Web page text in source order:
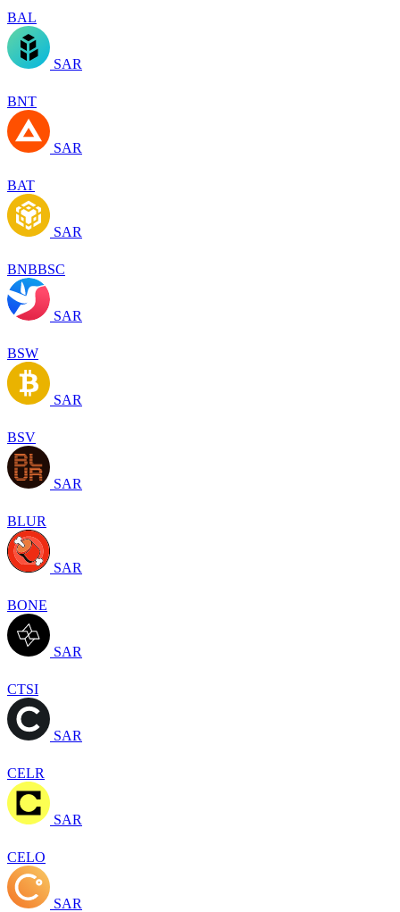
BAL
SAR
BNT
SAR
BAT
SAR
BNBBSC
SAR
BSW
SAR
BSV
SAR
BLUR
SAR
BONE
SAR
CTSI
SAR
CELR
SAR
CELO
SAR